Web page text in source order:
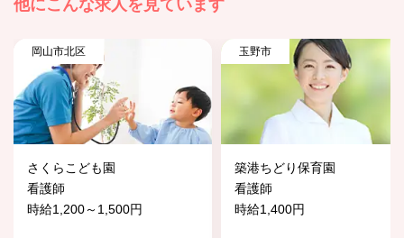
他にこんな求人を見ています
岡山市北区
さくらこども園
看護師
時給1,200～1,500円
玉野市
築港ちどり保育園
看護師
時給1,400円